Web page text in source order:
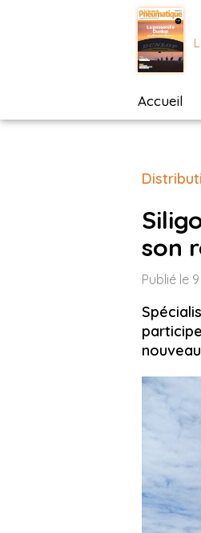
Accueil
son
Publié le